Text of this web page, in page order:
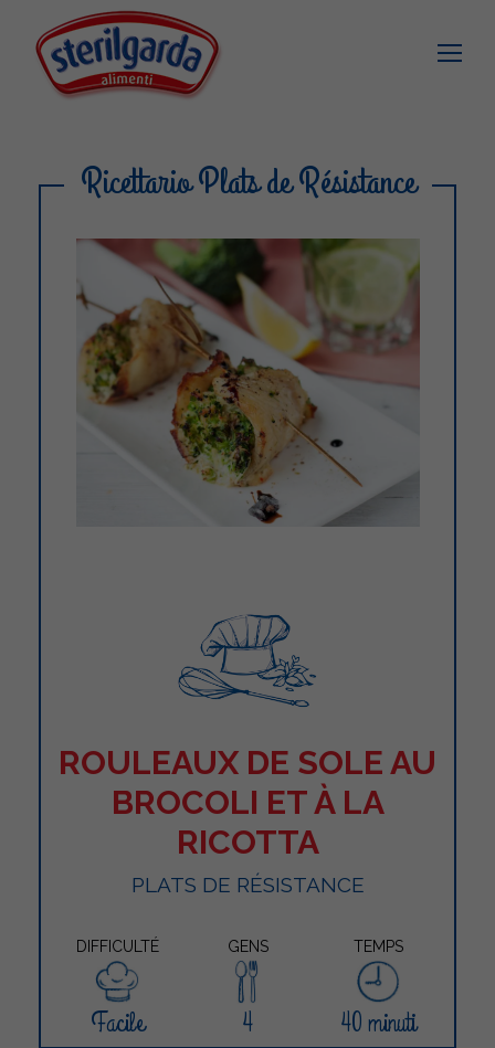
Ricettario Plats de Résistance
ROULEAUX DE SOLE AU
BROCOLI ET À LA
RICOTTA
PLATS DE RÉSISTANCE
DIFFICULTÉ GENS TEMPS
Facile 4 40 minuti